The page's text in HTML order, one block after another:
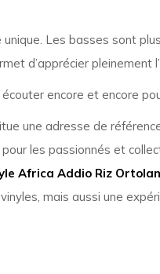
Les basses sont
d’apprécier pleinement
encore et encore
une adresse de
les passionnés et
Africa Addio Riz
mais aussi une